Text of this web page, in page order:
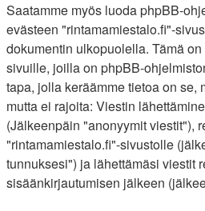
Saatamme myös luoda phpBB-
evästeen "rintamamiestalo.fi"-
dokumentin ulkopuolella. Tämä
sivuille, joilla on phpBB-
tapa, jolla keräämme tietoa on se,
mutta ei rajoita: Viestin
(Jälkeenpäin "anonyymit viestit"),
"rintamamiestalo.fi"-sivustolle
tunnuksesi") ja lähettämäsi viestit
sisäänkirjautumisen jälkeen